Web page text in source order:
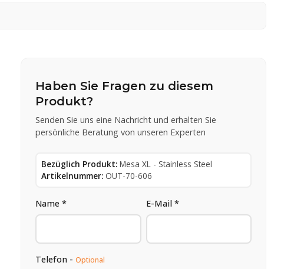
Haben Sie Fragen zu diesem
Produkt?
Senden Sie uns eine Nachricht und erhalten Sie
persönliche Beratung von unseren Experten
Bezüglich Produkt: Mesa XL - Stainless Steel
Artikelnummer: OUT-70-606
Name * E-Mail *
Telefon -Optional